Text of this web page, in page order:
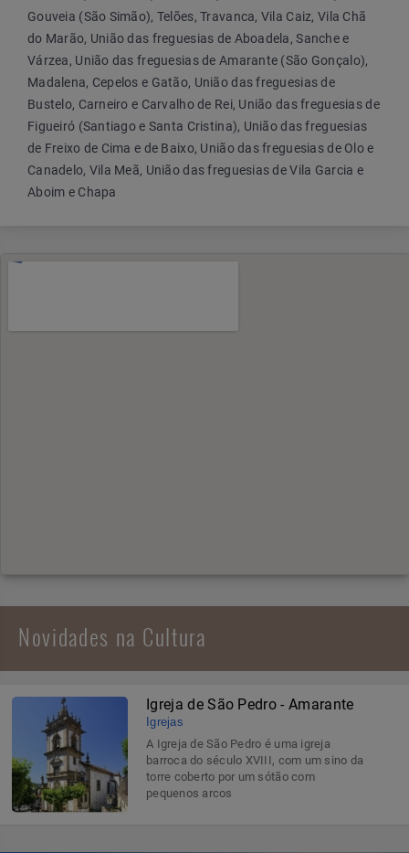
Gouveia (São Simão), Telões, Travanca, Vila Caiz, Vila Chã
do Marão, União das freguesias de Aboadela, Sanche e
Várzea, União das freguesias de Amarante (São Gonçalo),
Madalena, Cepelos e Gatão, União das freguesias de
Bustelo, Carneiro e Carvalho de Rei, União das freguesias de
Figueiró (Santiago e Santa Cristina), União das freguesias
de Freixo de Cima e de Baixo, União das freguesias de Olo e
Canadelo, Vila Meã, União das freguesias de Vila Garcia e
Aboim e Chapa
Novidades na Cultura
Igreja de São Pedro - Amarante
Igrejas
A Igreja de São Pedro é uma igreja
barroca do século XVIII, com um sino da
torre coberto por um sótão com
pequenos arcos